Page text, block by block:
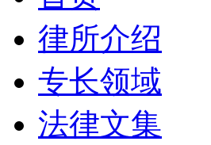
律所介绍
专长领域
法律文集